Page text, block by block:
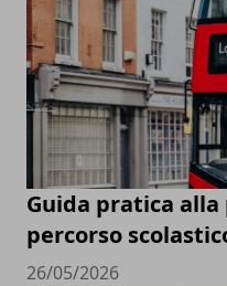
Guida pratica
percorso
26/05/2026